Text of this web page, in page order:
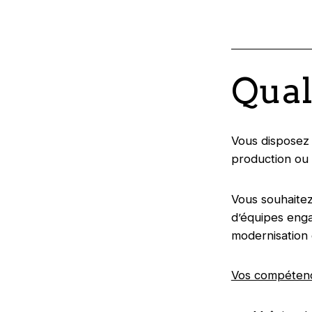
Vous
production ou
Vous
d’équipes
Vos